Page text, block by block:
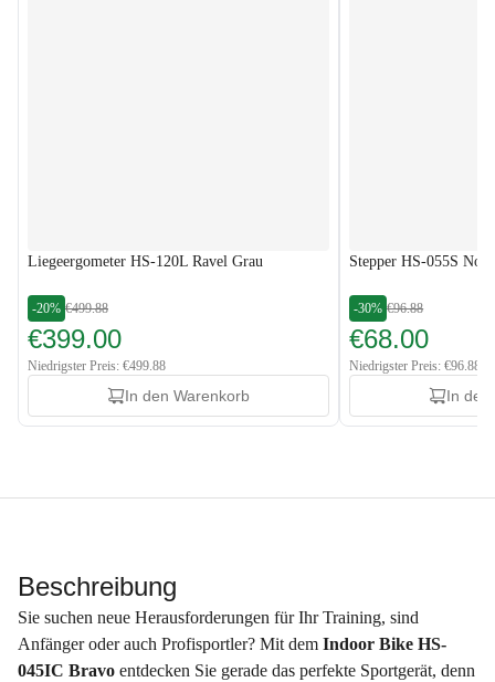
Liegeergometer HS-120L Ravel Grau
-20% €499.88
€399.00
Niedrigster Preis: €499.88
In den Warenkorb
Stepper HS-055S
-30% €96.88
€68.00
Niedrigster Preis: €96.88
In den
Beschreibung
Sie suchen neue Herausforderungen für Ihr Training, sind
Anfänger oder auch Profisportler? Mit dem Indoor Bike HS-
045IC Bravo entdecken Sie gerade das perfekte Sportgerät, denn